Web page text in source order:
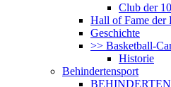
Club der
Hall of Fame der
Geschichte
>> Basketball-
Historie
Behindertensport